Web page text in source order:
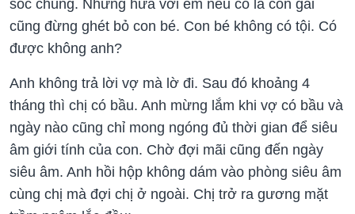
sóc chúng. Nhưng hứa với em nếu có là con gái
cũng đừng ghét bỏ con bé. Con bé không có tội. Có
được không anh?
Anh không trả lời vợ mà lờ đi. Sau đó khoảng 4
tháng thì chị có bầu. Anh mừng lắm khi vợ có bầu và
ngày nào cũng chỉ mong ngóng đủ thời gian để siêu
âm giới tính của con. Chờ đợi mãi cũng đến ngày
siêu âm. Anh hồi hộp không dám vào phòng siêu âm
cùng chị mà đợi chị ở ngoài. Chị trở ra gương mặt